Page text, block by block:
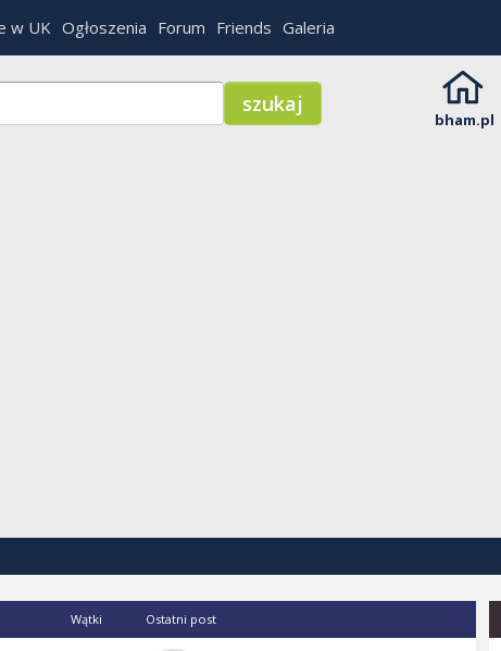
w UK Ogłoszenia Forum Friends Galeria
bham.pl
Wątki Ostatni post